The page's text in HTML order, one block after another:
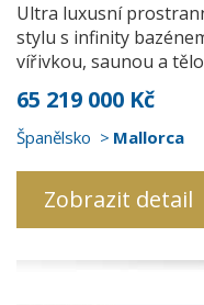
Ultra luxusní
stylu s infinity
vířivkou, saunou a
65 219 000 Kč
Španělsko Mallorca
Zobrazit detail